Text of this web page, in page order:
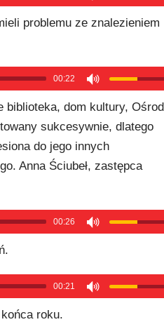
problemu ze znalezieniem
00:22
biblioteka, dom kultury,
sukcesywnie, dlatego
do jego innych
Anna Ściubeł, zastępca
00:26
00:21
roku.